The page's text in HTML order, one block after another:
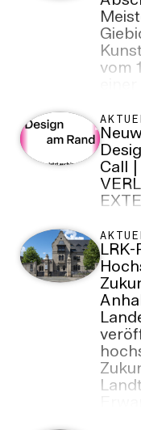
vom
im
Call